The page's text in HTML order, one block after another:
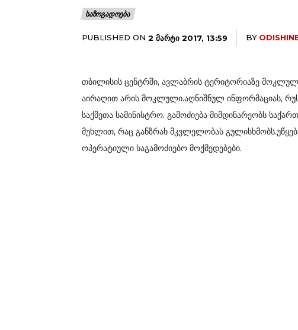
ᲡᲐᲖᲝᲒᲐᲓᲝᲔᲑᲐ
PUBLISHED ON 2 ᲛᲐᲠᲢᲘ 2017, 13:59 BY
თბილისის ცენტრში, ავლაბრის ტერიტორიაზე მოკლული
აირაღით არის მოკლული.აღნიშნულ ინფორმაციას,
საქმეთა სამინისტრო. გამოძიება მიმდინარეობს
მუხლით, რაც განზრახ მკვლელობას
ოპერატიული საგამოძიებო მოქმედებები.